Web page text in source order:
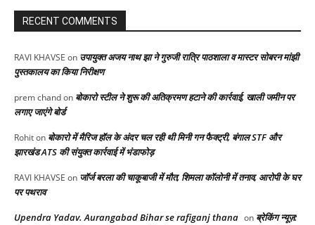
RECENT COMMENTS
RAVI KHAVSE on उपायुक्त अजय नाथ झा ने गुरुजी रात्रि पाठशाला व मास्टर सोबरन मांझी
पुस्तकालय का किया निरीक्षण
prem chandon बोकारो स्टील ने शुरू की अतिक्रमण हटाने की कार्रवाई, खाली जमीन पर
लगाए जाएंगे बोर्ड
Rohiton बोकारो में मैरिज हॉल के अंदर चल रही थी मिनी गन फैक्ट्री, बंगाल STF और
झारखंड ATS की संयुक्त कार्रवाई में भंडाफोड़
RAVI KHAVSE on जॉर्ज बरला की चाकूबाजी में मौत, शिमला कॉलोनी में तनाव, आरोपी के घर
पर पथराव
Upendra Yadav. Aurangabad Bihar se rafiganj thana on ब्रेकिंग न्यूज़: